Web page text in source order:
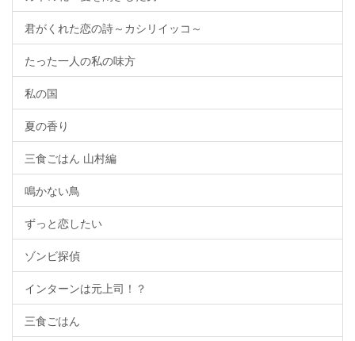
君がくれた恋の詩～カシリイッコ～
たった一人の私の味方
私の国
夏の香り
三食ごはん 山村編
鳴かない鳥
ずっと恋したい
ゾンビ探偵
インターンは元上司！？
三食ごはん